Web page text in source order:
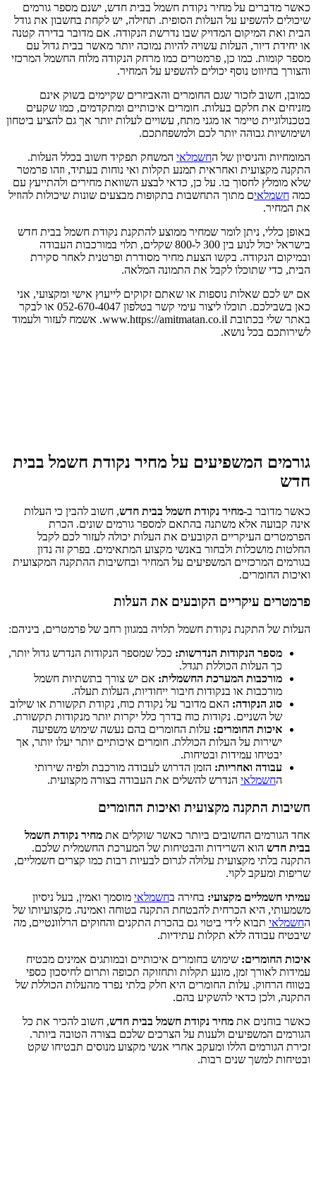
כאשר מדברים על מחיר נקודת חשמל בבית חדש, ישנם מספר גורמים
שיכולים להשפיע על העלות הסופית. תחילה, יש לקחת בחשבון את גודל
הבית ואת המיקום המדויק שבו נדרשת הנקודה. אם מדובר בדירה קטנה
או יחידת דיור, העלות עשויה להיות נמוכה יותר מאשר בבית גדול עם
מספר קומות. כמו כן, פרמטרים כמו מרחק הנקודה מלוח החשמל המרכזי
והצורך בחיווט נוסף יכולים להשפיע על המחיר.
כמובן, חשוב לזכור שגם החומרים והאביזרים שקיימים בשוק אינם
מזניחים את חלקם בעלות. חומרים איכותיים ומתקדמים, כמו שקעים
בטכנולוגיית טיימר או מגני מתח, עשויים לעלות יותר אך גם להציע ביטחון
ושימושיות גבוהה יותר לכם ולמשפחתכם.
המומחיות והניסיון של החשמלאי המשחק תפקיד חשוב בכלל העלות.
התקנה מקצועית ואחראית תמנע תקלות ואי נוחות בעתיד, וזהו פרמטר
שלא מומלץ לחסוך בו. על כן, כדאי לבצע השוואת מחירים ולהתייעץ עם
כמה חשמלאים מתוך התחשבות בתקופות מבצעים שונות שיכולות להוזיל
את המחיר.
באופן כללי, ניתן לומר שמחיר ממוצע להתקנת נקודת חשמל בבית חדש
בישראל יכול לנוע בין 300 ל-800 שקלים, תלוי במורכבות העבודה
ובמיקום הנקודה. בקשו הצעת מחיר מסודרת ופרטנית לאחר סקירת
הבית, כדי שתוכלו לקבל את התמונה המלאה.
אם יש לכם שאלות נוספות או שאתם זקוקים לייעוץ אישי ומקצועי, אני
כאן בשבילכם. תוכלו ליצור עימי קשר בטלפון 052-670-4047 או לבקר
באתר שלי בכתובת www.https://amitmatan.co.il. אשמח לעזור ולעמוד
לשירותכם בכל נושא.
גורמים המשפיעים על מחיר נקודת חשמל בבית
חדש
כאשר מדובר ב-מחיר נקודת חשמל בבית חדש, חשוב להבין כי העלות
אינה קבועה אלא משתנה בהתאם למספר גורמים שונים. הכרת
הפרמטרים העיקריים הקובעים את העלות יכולה לעזור לכם לקבל
החלטות מושכלות ולבחור באנשי מקצוע המתאימים. בפרק זה נדון
בגורמים המרכזיים המשפיעים על המחיר ובחשיבות ההתקנה המקצועית
ואיכות החומרים.
פרמטרים עיקריים הקובעים את העלות
העלות של התקנת נקודת חשמל תלויה במגוון רחב של פרמטרים, ביניהם:
מספר הנקודות הנדרשות: ככל שמספר הנקודות הנדרש גדול יותר,
כך העלות הכוללת תגדל.
מורכבות המערכת החשמלית: אם יש צורך בתשתיות חשמל
מורכבות או בנקודות חיבור ייחודיות, העלות תעלה.
סוג הנקודה: האם מדובר על נקודת כוח, נקודת תקשורת או שילוב
של השניים. נקודות כוח בדרך כלל יקרות יותר מנקודות תקשורת.
איכות החומרים: עלות החומרים בהם נעשה שימוש משפיעה
ישירות על העלות הכוללת. חומרים איכותיים יותר יעלו יותר, אך
יבטיחו עמידות ובטיחות.
עבודה ואחריות: הזמן הדרוש לעבודה מורכבת ולפיה שירותי
החשמלאי הנדרש להשלים את העבודה בצורה מקצועית.
חשיבות התקנה מקצועית ואיכות החומרים
אחד הגורמים החשובים ביותר כאשר שוקלים את מחיר נקודת חשמל
בבית חדש הוא השרידות והבטיחות של המערכת החשמלית שלכם.
התקנה בלתי מקצועית עלולה לגרום לבעיות רבות כמו קצרים חשמליים,
שריפות ומעקב לקוי.
עמיתי חשמליים מקצועי: בחירה בחשמלאי מוסמך ואמין, בעל ניסיון
משמעותי, היא הכרחית להבטחת התקנה בטוחה ואמינה. מקצועיותו של
החשמלאי תבוא לידי ביטוי גם בהכרת התקנים והחוקים הרלוונטיים, מה
שיבטיח עבודה ללא תקלות עתידיות.
איכות החומרים: שימוש בחומרים איכותיים ובמותגים אמינים מבטיח
עמידות לאורך זמן, מונע תקלות ותחזוקה תכופה ותרום לחיסכון כספי
בטווח הרחוק. עלות החומרים היא חלק בלתי נפרד מהעלות הכוללת של
התקנה, ולכן כדאי להשקיע בהם.
כאשר בוחנים את מחיר נקודת חשמל בבית חדש, חשוב להכיר את כל
הגורמים המשפיעים ולענות על הצרכים שלכם בצורה הטובה ביותר.
זכירת הגורמים הללו ומעקב אחרי אנשי מקצוע מנוסים תבטיחו שקט
ובטיחות למשך שנים רבות.